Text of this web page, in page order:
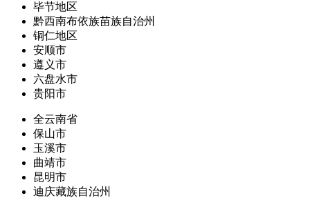
毕节地区
黔西南布依族苗族自治州
铜仁地区
安顺市
遵义市
六盘水市
贵阳市
全云南省
保山市
玉溪市
曲靖市
昆明市
迪庆藏族自治州